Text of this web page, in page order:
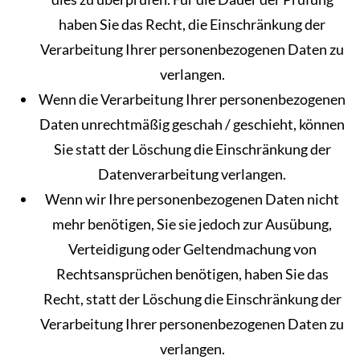
haben Sie das Recht, die Einschränkung der
Verarbeitung Ihrer personenbezogenen Daten zu
verlangen.
Wenn die Verarbeitung Ihrer personenbezogenen
Daten unrechtmäßig geschah / geschieht, können
Sie statt der Löschung die Einschränkung der
Datenverarbeitung verlangen.
Wenn wir Ihre personenbezogenen Daten nicht
mehr benötigen, Sie sie jedoch zur Ausübung,
Verteidigung oder Geltendmachung von
Rechtsansprüchen benötigen, haben Sie das
Recht, statt der Löschung die Einschränkung der
Verarbeitung Ihrer personenbezogenen Daten zu
verlangen.